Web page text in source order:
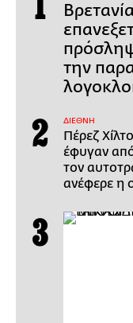
την
ΔΙΕΘΝΗ
Πέρεζ
έφυγαν από
τον
ανέφερε η